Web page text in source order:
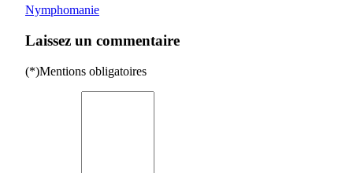
Nymphomanie
Laissez un commentaire
(*)Mentions obligatoires